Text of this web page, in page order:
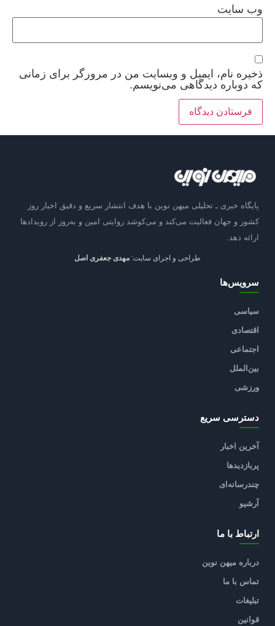
وب‌ سایت
ذخیره نام، ایمیل و وبسایت من در مرورگر برای زمانی
که دوباره دیدگاهی می‌نویسم.
پایگاه خبری ـ تحلیلی میهن نوین با هدف انتشار سریع و دقیق اخبار روز
کشور و جهان فعالیت می‌کند و می‌کوشد روایتی امین و به‌روز از رویدادها
ارائه دهد.
طراحی و اجرای سایت: مهدی جعفری اصل
سرویس‌ها
سیاسی
اقتصادی
اجتماعی
بین‌الملل
ورزشی
دسترسی سریع
آخرین اخبار
پربازدیدها
چندرسانه‌ای
آرشیو
ارتباط با ما
درباره میهن نوین
تماس با ما
تبلیغات
قوانین